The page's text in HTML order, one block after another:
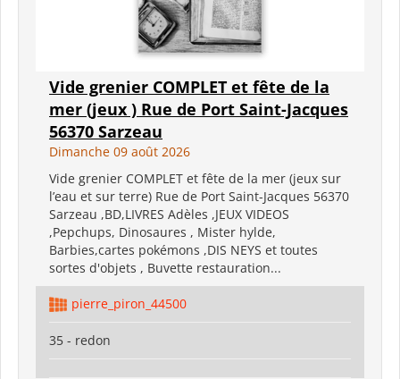
Vide grenier COMPLET et fête de la
mer (jeux ) Rue de Port Saint-Jacques
56370 Sarzeau
Dimanche 09 août 2026
Vide grenier COMPLET et fête de la mer (jeux sur
l’eau et sur terre) Rue de Port Saint-Jacques 56370
Sarzeau ,BD,LIVRES Adèles ,JEUX VIDEOS
,Pepchups, Dinosaures , Mister hylde,
Barbies,cartes pokémons ,DIS NEYS et toutes
sortes d'objets , Buvette restauration...
pierre_piron_44500
35 - redon